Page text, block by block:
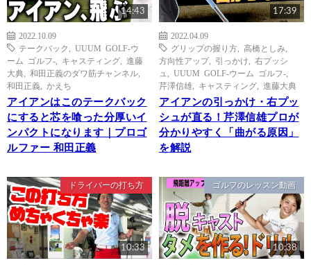
14:43
2022.10.09
テークバック
UUUM GOLF-ウ
ーム ゴルフ-
キャスティング
進藤
大典
和田正義のダワ筋チャンネル
和田正義
かえち
アイアンはこのテークバック
にすると芯を喰った分厚いイ
ンパクトになります｜プロゴ
ルファー 和田正義
17:39
2022.04.09
グリップの握り方
高橋としみ
方向性アップ, 引っかけ
右プッシ
ュ
UUUM GOLF-ウーム ゴルフ-
芹澤信雄
キャスティング 進藤大典
アイアンの引っかけ・右プッ
シュが直る！芹澤信雄プロが
分かりやすく「曲がる原因」
を解説
ドライバーの打ち方
10:33
ゴルフのレッスン動画
10:38